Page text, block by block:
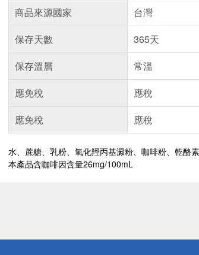
商品來源國家
台灣
保存天數
365天
保存溫層
常溫
應免稅
應稅
應免稅
應稅
水、蔗糖、乳粉、氧化羥丙基澱粉、咖啡粉、乾酪
本產品含咖啡因含量26mg/100mL
詐騙網頁！請小心！